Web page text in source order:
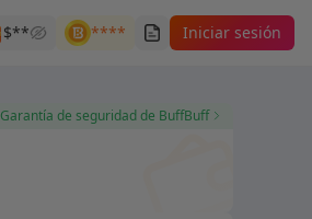
$** **** Iniciar sesión
Garantía de seguridad de BuffBuff